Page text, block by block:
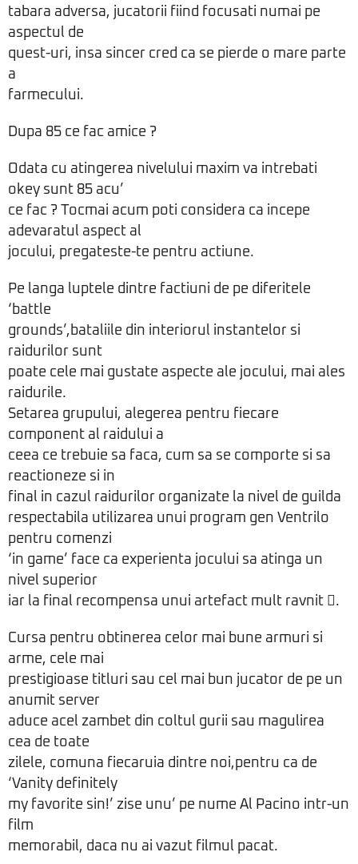
tabara adversa, jucatorii fiind focusati numai pe
aspectul de
quest-uri, insa sincer cred ca se pierde o mare parte
a
farmecului.
Dupa 85 ce fac amice ?
Odata cu atingerea nivelului maxim va intrebati
okey sunt 85 acu’
ce fac ? Tocmai acum poti considera ca incepe
adevaratul aspect al
jocului, pregateste-te pentru actiune.
Pe langa luptele dintre factiuni de pe diferitele
‘battle
grounds’,bataliile din interiorul instantelor si
raidurilor sunt
poate cele mai gustate aspecte ale jocului, mai ales
raidurile.
Setarea grupului, alegerea pentru fiecare
component al raidului a
ceea ce trebuie sa faca, cum sa se comporte si sa
reactioneze si in
final in cazul raidurilor organizate la nivel de guilda
respectabila utilizarea unui program gen Ventrilo
pentru comenzi
‘in game’ face ca experienta jocului sa atinga un
nivel superior
iar la final recompensa unui artefact mult ravnit .
Cursa pentru obtinerea celor mai bune armuri si
arme, cele mai
prestigioase titluri sau cel mai bun jucator de pe un
anumit server
aduce acel zambet din coltul gurii sau magulirea
cea de toate
zilele, comuna fiecaruia dintre noi,pentru ca de
‘Vanity definitely
my favorite sin!’ zise unu’ pe nume Al Pacino intr-un
film
memorabil, daca nu ai vazut filmul pacat.